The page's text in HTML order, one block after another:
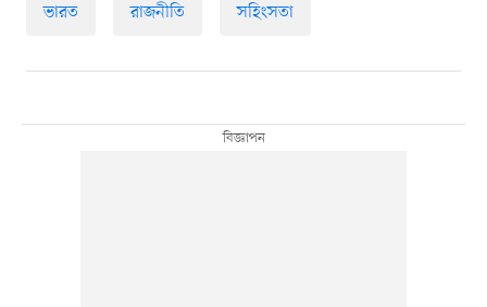
ভারত রাজনীতি সহিংসতা